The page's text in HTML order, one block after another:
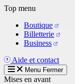
Aller
contenu
principal
Top menu
Boutique
Billetterie
Business
Aide et contact
Menu Fermer
Mises en avant